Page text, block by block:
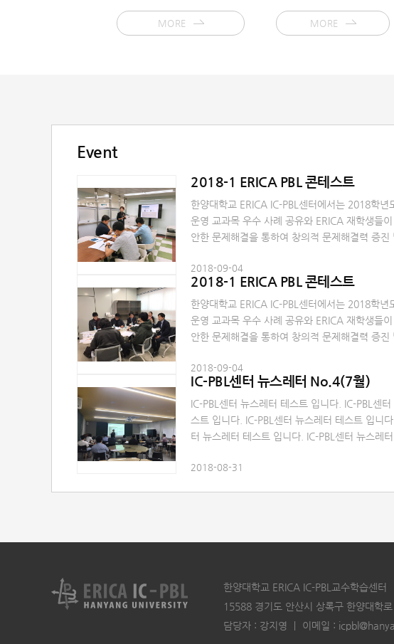
MORE MORE
Event
2018-1 ERICA PBL 콘테스트
한양대학교 ERICA IC-PBL센터에서는 2018학년
운영 교과목 우수 사례 공유와 ERICA 재학생들이
안한 문제해결을 통하여 창의적 문제해결력 증진
다. 교수님 및 학생 여러분의 많은 관심 감사드립
2018-09-04
2018-1 ERICA PBL 콘테스트
한양대학교 ERICA IC-PBL센터에서는 2018학년
운영 교과목 우수 사례 공유와 ERICA 재학생들이
안한 문제해결을 통하여 창의적 문제해결력 증진
다. 교수님 및 학생 여러분의 많은 관심 감사드립
2018-09-04
IC-PBL센터 뉴스레터 No.4(7월)
IC-PBL센터 뉴스레터 테스트 입니다. IC-PBL센터
스트 입니다. IC-PBL센터 뉴스레터 테스트 입니다
터 뉴스레터 테스트 입니다. IC-PBL센터 뉴스레
터 테스트 입니다. IC-PBL센터 뉴스레터 테스트
2018-08-31
한양대학교 ERICA IC-PBL교수학습센터
15588 경기도 안산시 상록구 한양대학
담당자 : 강지영 ㅣ 이메일 :